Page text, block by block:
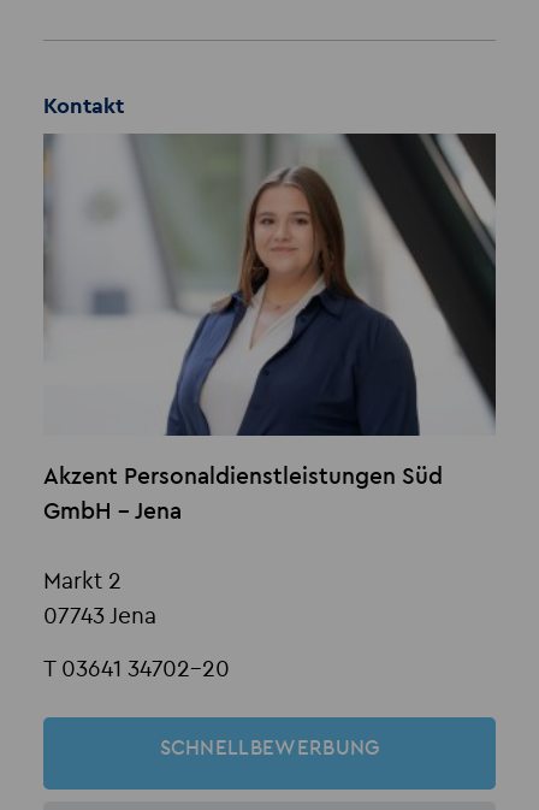
Kontakt
Akzent Personaldienstleistungen Süd
GmbH - Jena
Markt 2
07743 Jena
T 03641 34702-20
SCHNELLBEWERBUNG